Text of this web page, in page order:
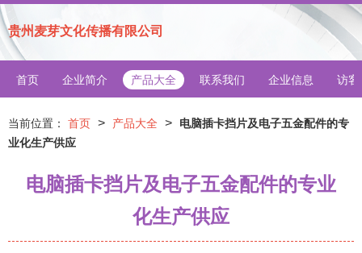
贵州麦芽文化传播有限公司
首页 企业简介 产品大全 联系我们 企业信息 访客
当前位置： 首页 > 产品大全 >
电脑插卡挡片及电子五金配件的专
业化生产供应
电脑插卡挡片及电子五金配件的专业
化生产供应